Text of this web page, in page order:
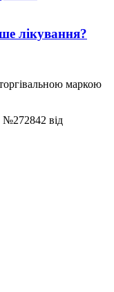
лікування?
маркою
№272842 від